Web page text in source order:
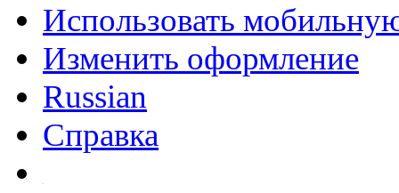
Использовать
Изменить оформление
Russian
Справка